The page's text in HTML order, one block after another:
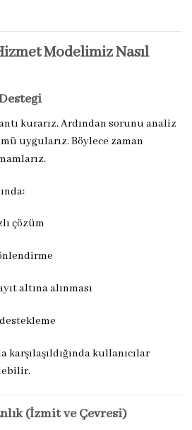
Modelimiz Nasıl
kurarız. Ardından sorunu analiz
uygularız. Böylece zaman
çözüm
altına alınması
karşılaşıldığında kullanıcılar
(İzmit ve Çevresi)